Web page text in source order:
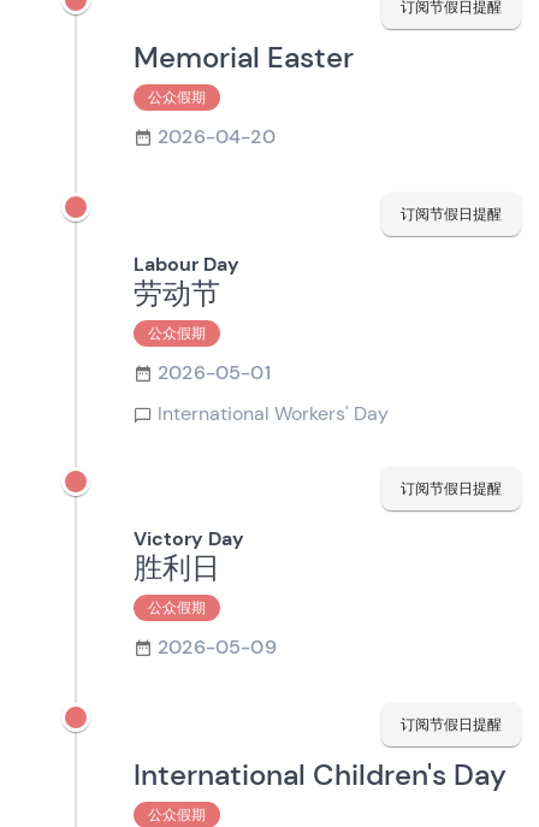
订阅节假日提醒
Memorial Easter
公众假期
2026-04-20
订阅节假日提醒
Labour Day
劳动节
公众假期
2026-05-01
International Workers' Day
订阅节假日提醒
Victory Day
胜利日
公众假期
2026-05-09
订阅节假日提醒
International Children's Day
公众假期